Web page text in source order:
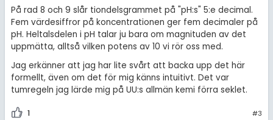
På rad 8 och 9 slår tiondelsgrammet på "pH:s" 5:e decimal.
Fem värdesiffror på koncentrationen ger fem decimaler på
pH. Heltalsdelen i pH talar ju bara om magnituden av det
uppmätta, alltså vilken potens av 10 vi rör oss med.
Jag erkänner att jag har lite svårt att backa upp det här
formellt, även om det för mig känns intuitivt. Det var
tumregeln jag lärde mig på UU:s allmän kemi förra seklet.
1 #3